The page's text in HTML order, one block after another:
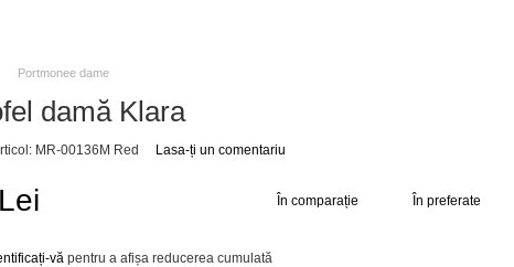
Portmonee dame
damă Klara
MR-00136M Red Lasa-ți un comentariu
În comparație În preferate
văpentru a afișa reducerea cumulată